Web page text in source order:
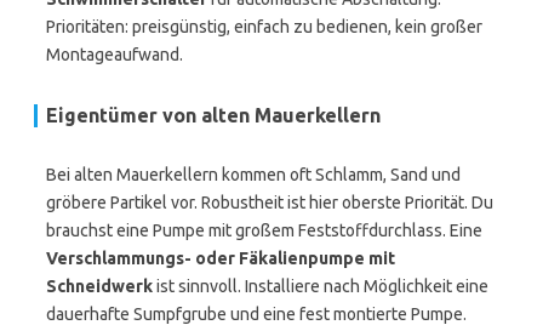
Prioritäten: preisgünstig, einfach zu bedienen, kein großer
Montageaufwand.
Eigentümer von alten Mauerkellern
Bei alten Mauerkellern kommen oft Schlamm, Sand und
gröbere Partikel vor. Robustheit ist hier oberste Priorität. Du
brauchst eine Pumpe mit großem Feststoffdurchlass. Eine
Verschlammungs- oder Fäkalienpumpe mit
Schneidwerkist sinnvoll. Installiere nach Möglichkeit eine
dauerhafte Sumpfgrube und eine fest montierte Pumpe.